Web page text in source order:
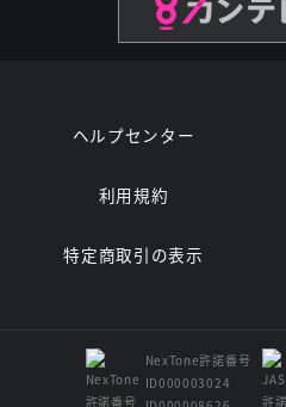
ヘルプセンター
利用規約
特定商取引の表示
NexTone許諾番号
ID000003024